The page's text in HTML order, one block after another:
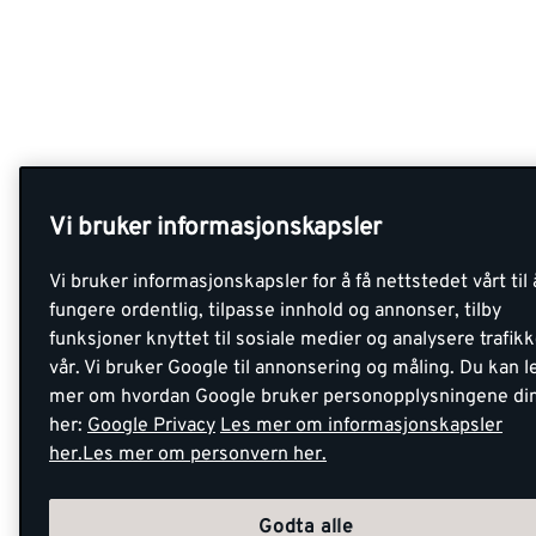
Vi bruker informasjonskapsler
Vi bruker informasjonskapsler for å få nettstedet vårt til
fungere ordentlig, tilpasse innhold og annonser, tilby
funksjoner knyttet til sosiale medier og analysere
vår. Vi bruker Google til annonsering og måling. Du kan
mer om hvordan Google bruker personopplysningene
her: Google Privacy Les mer om informasjonskapsler
her.Les mer om personvern her.
Godta alle